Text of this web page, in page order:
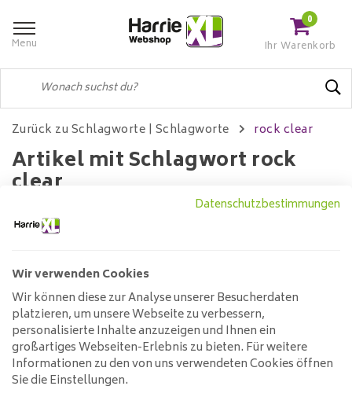
Menu
0
Ihr Warenkorb
Zurück zu Schlagworte | Schlagworte rock clear
Artikel mit Schlagwort rock
clear
Keine Produkte gefunden!...
Kundendienst
Mein Konto
Datenschutzbestimmungen
Wir verwenden Cookies
Wir können diese zur Analyse unserer Besucherdaten
platzieren, um unsere Webseite zu verbessern,
personalisierte Inhalte anzuzeigen und Ihnen ein
großartiges Webseiten-Erlebnis zu bieten. Für weitere
Informationen zu den von uns verwendeten Cookies öffnen
Sie die Einstellungen.